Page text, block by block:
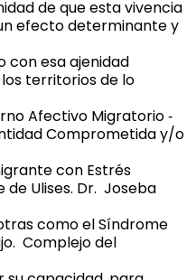
de que esta vivencia
efecto determinante y
con esa ajenidad
territorios de lo
Afectivo Migratorio ‐
Comprometida y/o
con Estrés
Ulises. Dr. Joseba
como el Síndrome
Complejo del